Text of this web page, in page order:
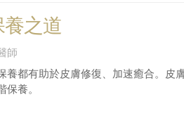
之道
師
養都有助於皮膚修復、加速癒合。皮
保養。